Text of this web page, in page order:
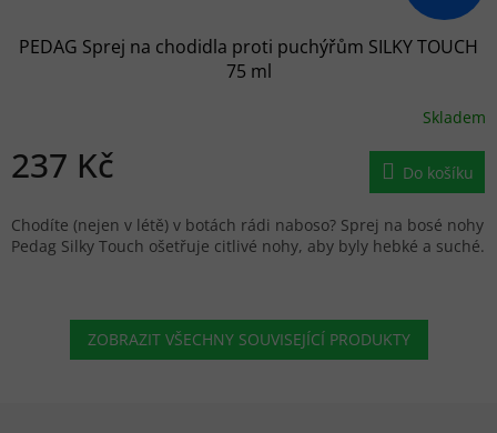
PEDAG Sprej na chodidla proti puchýřům SILKY TOUCH
75 ml
Skladem
237 Kč Do košíku
Chodíte (nejen v létě) v botách rádi naboso? Sprej na bosé nohy
Pedag Silky Touch ošetřuje citlivé nohy, aby byly hebké a suché.
ZOBRAZIT VŠECHNY SOUVISEJÍCÍ PRODUKTY